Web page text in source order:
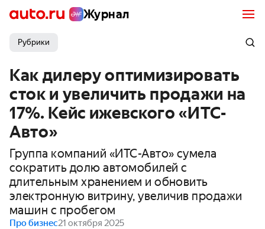
Журнал
Рубрики
Как дилеру оптимизировать
сток и увеличить продажи на
17%. Кейс ижевского «ИТС-
Авто»
Группа компаний «ИТС-Авто» сумела
сократить долю автомобилей с
длительным хранением и обновить
электронную витрину, увеличив продажи
машин с пробегом
Про бизнес21 октября 2025